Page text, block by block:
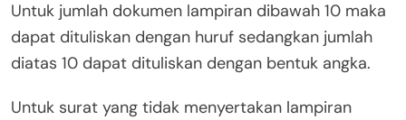
Untuk jumlah dokumen lampiran dibawah 10 maka
dapat dituliskan dengan huruf sedangkan jumlah
diatas 10 dapat dituliskan dengan bentuk angka.
Untuk surat yang tidak menyertakan lampiran